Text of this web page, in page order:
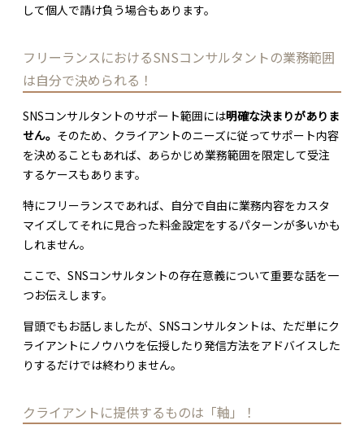
して個人で請け負う場合もあります。
フリーランスにおけるSNSコンサルタントの業務範囲
は自分で決められる！
SNSコンサルタントのサポート範囲には明確な決まりがありま
せん。 そのため、クライアントのニーズに従ってサポート内容
を決めることもあれば、あらかじめ業務範囲を限定して受注
するケースもあります。
特にフリーランスであれば、自分で自由に業務内容をカスタ
マイズしてそれに見合った料金設定をするパターンが多いかも
しれません。
ここで、SNSコンサルタントの存在意義について重要な話を一
つお伝えします。
冒頭でもお話しましたが、SNSコンサルタントは、ただ単にク
ライアントにノウハウを伝授したり発信方法をアドバイスした
りするだけでは終わりません。
クライアントに提供するものは「軸」！